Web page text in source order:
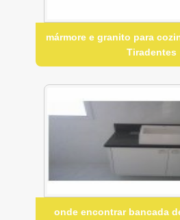
mármore e granito para
Tiradentes
onde encontrar bancada